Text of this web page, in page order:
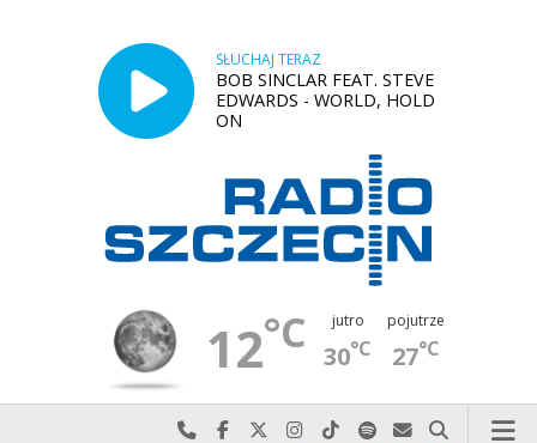
SŁUCHAJ TERAZ
BOB SINCLAR FEAT. STEVE
EDWARDS - WORLD, HOLD
ON
12°C jutro
30°C
pojutrze
27°C
Najlepiej po prostu do nas zadzwoń
Odwiedź nas na Facebook-u
Odwiedź nas na X
Odwiedź nas na Instagram-ie
Odwiedź nas na TikTok-u
Szukaj nas na Spotify
Wyślij do nas
Szukaj